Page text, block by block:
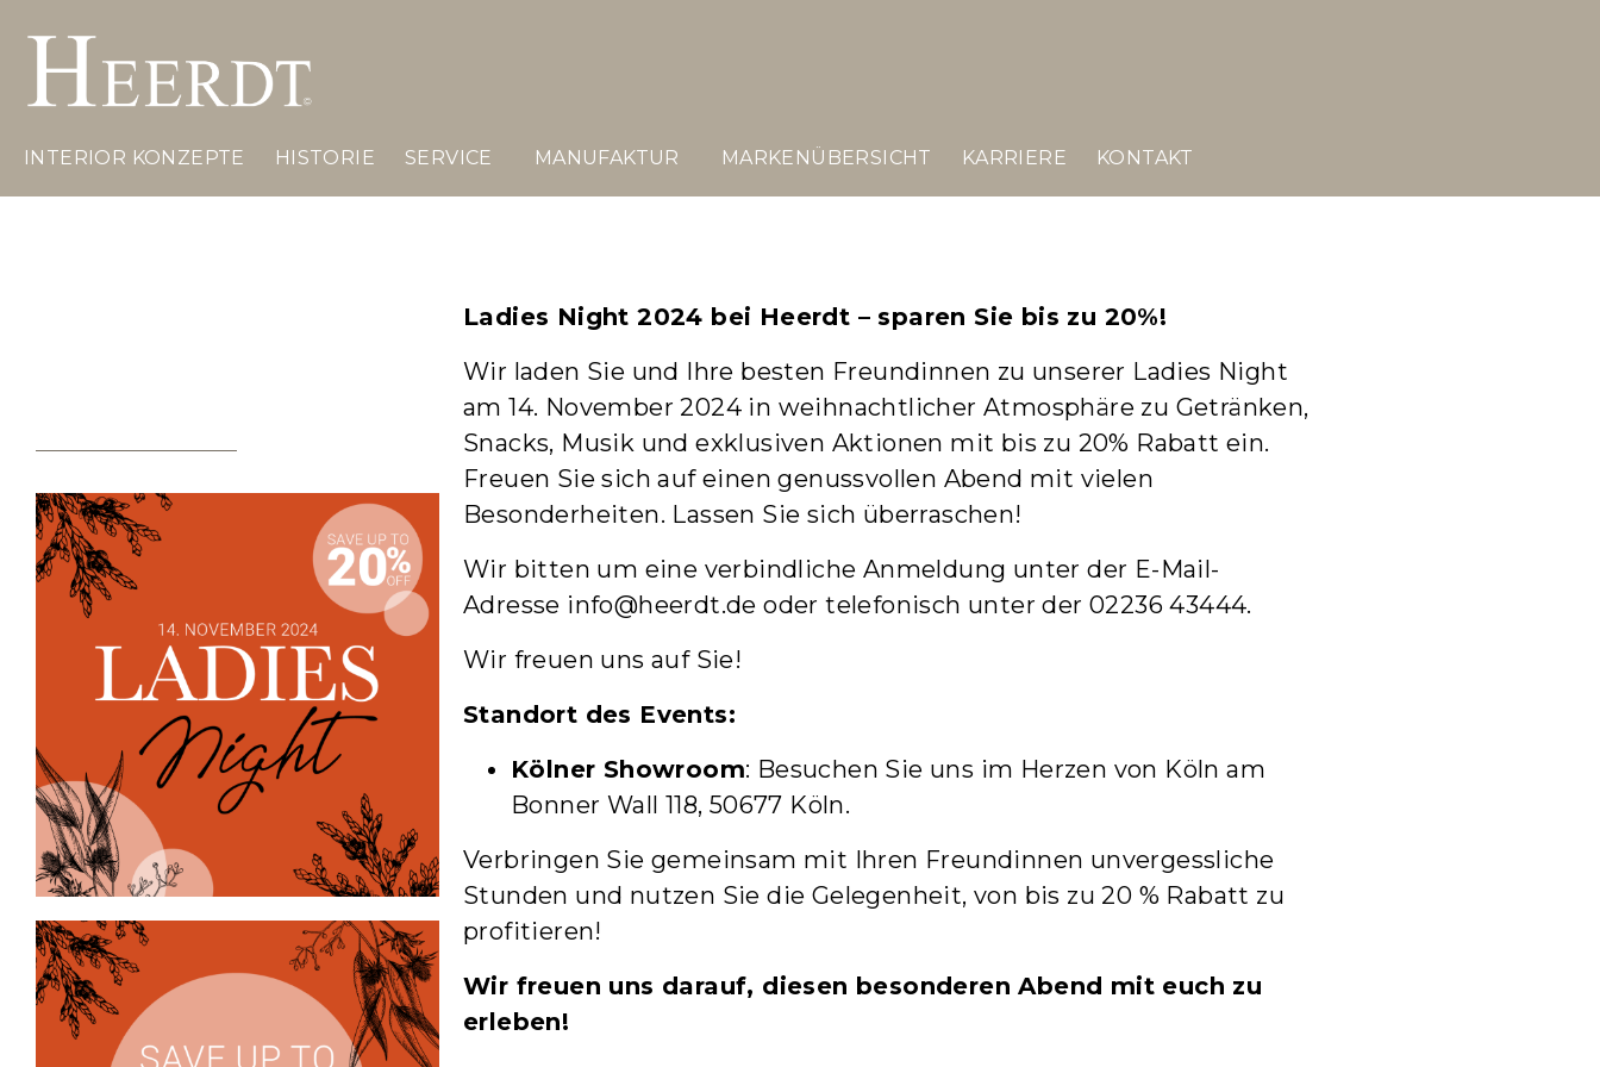
INTERIOR KONZEPTE HISTORIE SERVICE MANUFAKTUR MARKENÜBERSICHT KARRIERE KONTAKT
Ladies Night 2024 bei Heerdt – sparen Sie bis zu 20%!
Wir laden Sie und Ihre besten Freundinnen zu unserer Ladies Night
am 14. November 2024 in weihnacht­licher Atmosphäre zu Getränken,
Snacks, Musik undexklusiven Aktionen mit bis zu 20% Rabatt ein.
Freuen Sie sich auf einen genussvollen Abend mit vielen
Besonderheiten. Lassen Sie sich überraschen!
Wir bitten um eine verbindliche Anmeldung unter der E-Mail-
Adresse info@heerdt.de oder telefonisch unter der 02236 43444.
Wir freuen uns auf Sie!
Standort des Events:
Kölner Showroom: Besuchen Sie uns im Herzen von Köln am
Bonner Wall 118, 50677 Köln.
Verbringen Sie gemeinsam mit Ihren Freundinnen unvergessliche
Stunden und nutzen Sie die Gelegenheit, von bis zu 20 % Rabatt zu
profitieren!
Wir freuen uns darauf, diesen besonderen Abend mit euch zu
erleben!